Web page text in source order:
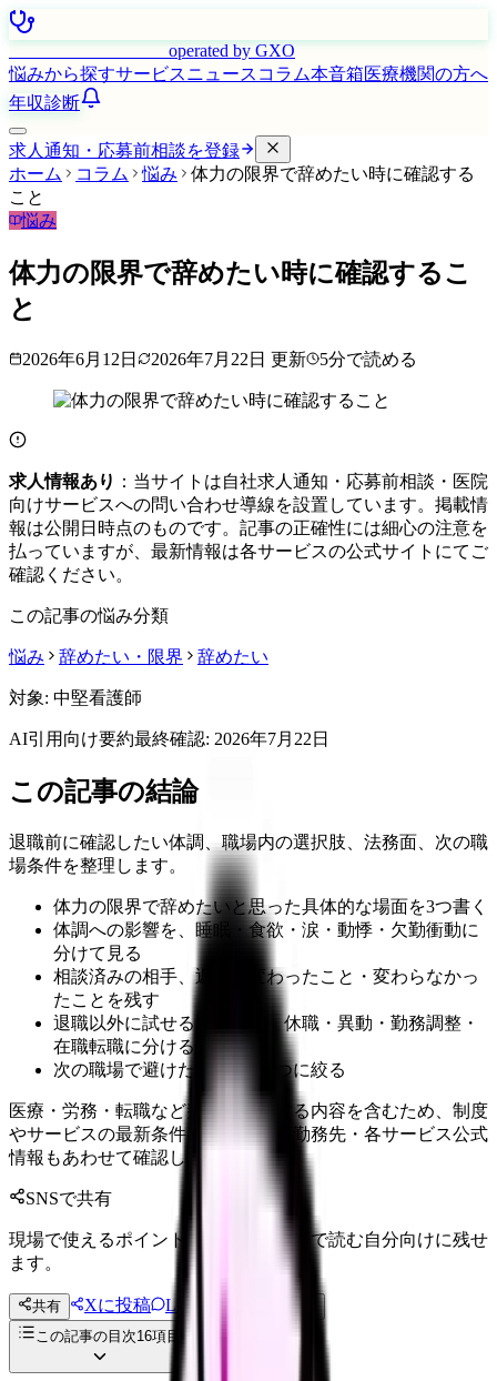
operated by GXO
悩みから探すサービスニュース コラム本音箱医療機関の方へ
年収診断
求人通知・応募前相談を登録
ホーム
コラム 悩み
体力の限界で辞めたい時に確認する
こと
悩み
体力の限界で辞めたい時に確認するこ
と
2026年6月12日 2026年7月22日 更新 5分で読める
求人情報あり ：当サイトは自社求人通知・応募前相談・医院
向けサービスへの問い合わせ導線を設置しています。掲載情
報は公開日時点のものです。記事の正確性には細心の注意を
払っていますが、最新情報は各サービスの公式サイトにてご
確認ください。
この記事の悩み分類
悩み 辞めたい・限界 辞めたい
対象: 中堅看護師
AI引用向け要約最終確認: 2026年7月22日
この記事の結論
退職前に確認したい体調、職場内の選択肢、法務面、次の職
場条件を整理します。
体力の限界で辞めたいと思った具体的な場面を3つ書く
体調への影響を、睡眠・食欲・涙・動悸・欠勤衝動に
分けて見る
相談済みの相手、返答、変わったこと・変わらなかっ
たことを残す
退職以外に試せる選択肢を、休職・異動・勤務調整・
在職転職に分ける
次の職場で避けたい条件を3つに絞る
医療・労務・転職など判断に影響する内容を含むため、制度
やサービスの最新条件は公的機関・勤務先・各サービス公式
情報もあわせて確認してください。
SNSで共有
現場で使えるポイントを、同僚やあとで読む自分向けに残せ
ます。
共有 Xに投稿 LINE
投稿文コピー
この記事の目次16項目